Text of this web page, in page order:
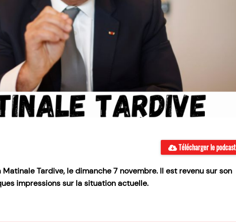
Télécharger le podcast
Tardive, le dimanche 7 novembre. Il est revenu sur son
impressions sur la situation actuelle.